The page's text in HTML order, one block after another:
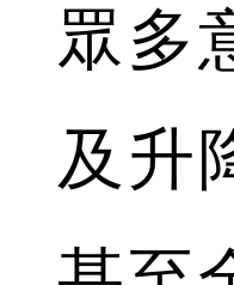
眾多
及升